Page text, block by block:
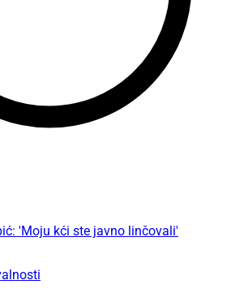
'Moju kći ste javno linčovali'